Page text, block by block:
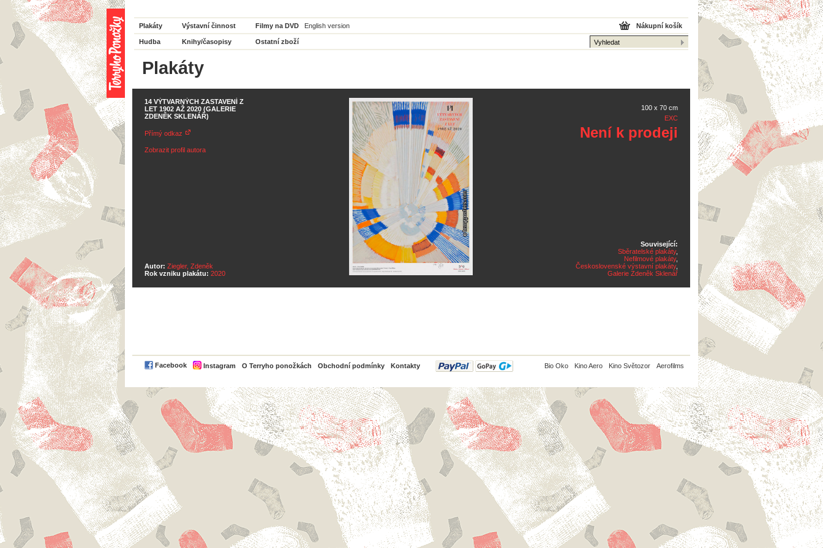
Plakáty Výstavní činnost Filmy na DVD English version
Hudba Knihy/časopisy Ostatní zboží
Nákupní košík
Plakáty
14 VÝTVARNÝCH ZASTAVENÍ Z
LET 1902 AŽ 2020 (GALERIE
ZDENĚK SKLENÁŘ)
Přímý odkaz
Zobrazit profil autora
Autor: Ziegler, Zdeněk
Rok vzniku plakátu: 2020
100 x 70 cm
EXC
Není k prodeji
Související:
Sběratelské plakáty,
Nefilmové plakáty,
Československé výstavní plakáty,
Galerie Zdeněk Sklenář
Facebook Instagram O Terryho ponožkách Obchodní podmínky Kontakty
PayPal Bio Oko Kino Aero Kino Světozor Aerofilms